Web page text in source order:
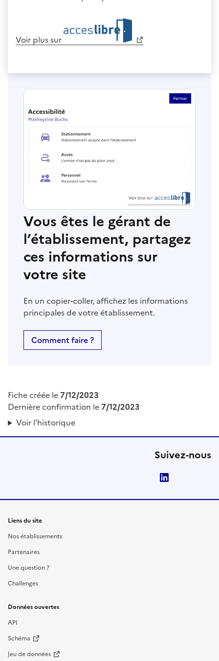
Voir plus sur
Vous êtes le gérant de
l’établissement, partagez
ces informations sur
votre site
En un copier-coller, affichez les informations
principales de votre établissement.
Comment faire ?
Fiche créée le 7/12/2023
Dernière confirmation le 7/12/2023
Voir l'historique
Suivez-nous
Liens du site
Nos établissements
Partenaires
Une question ?
Challenges
Données ouvertes
API
Schéma
Jeu de données